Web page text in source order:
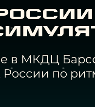
в МКДЦ
России по